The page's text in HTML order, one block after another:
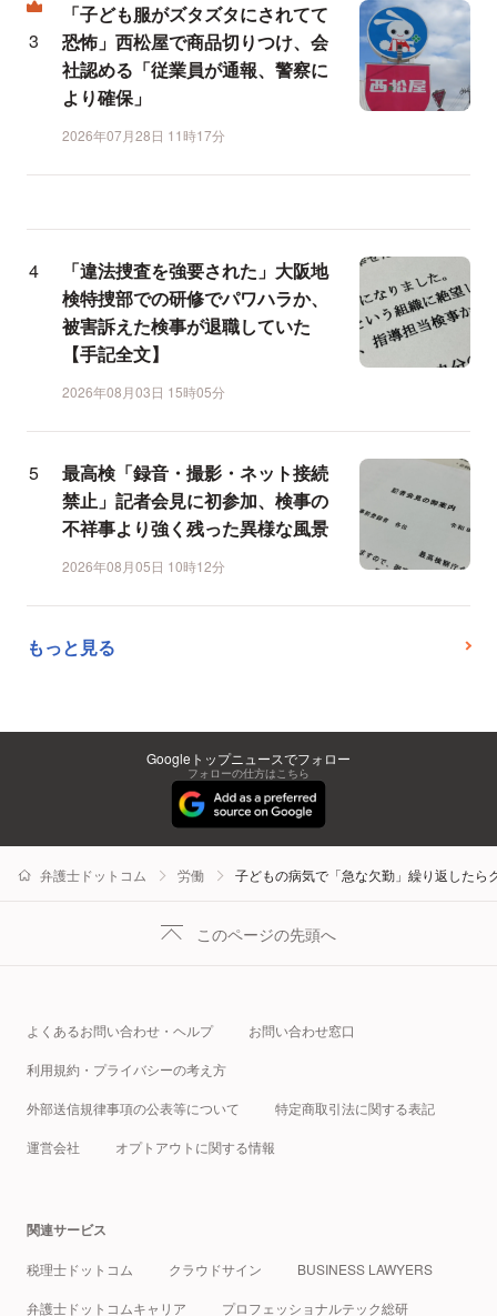
「子ども服がズタズタにされてて
恐怖」西松屋で商品切りつけ、会
社認める「従業員が通報、警察に
より確保」
2026年07月28日 11時17分
「違法捜査を強要された」大阪地
検特捜部での研修でパワハラか、
被害訴えた検事が退職していた
【手記全文】
2026年08月03日 15時05分
最高検「録音・撮影・ネット接続
禁止」記者会見に初参加、検事の
不祥事より強く残った異様な風景
2026年08月05日 10時12分
もっと見る
Googleトップニュースでフォロー
フォローの仕方はこちら
弁護士ドットコム 労働 子どもの病気で「急な欠勤」繰り返した
このページの先頭へ
よくあるお問い合わせ・ヘルプ お問い合わせ窓口
利用規約・プライバシーの考え方
外部送信規律事項の公表等について 特定商取引法に関する表記
運営会社 オプトアウトに関する情報
関連サービス
税理士ドットコム クラウドサイン BUSINESS LAWYERS
弁護士ドットコムキャリア プロフェッショナルテック総研